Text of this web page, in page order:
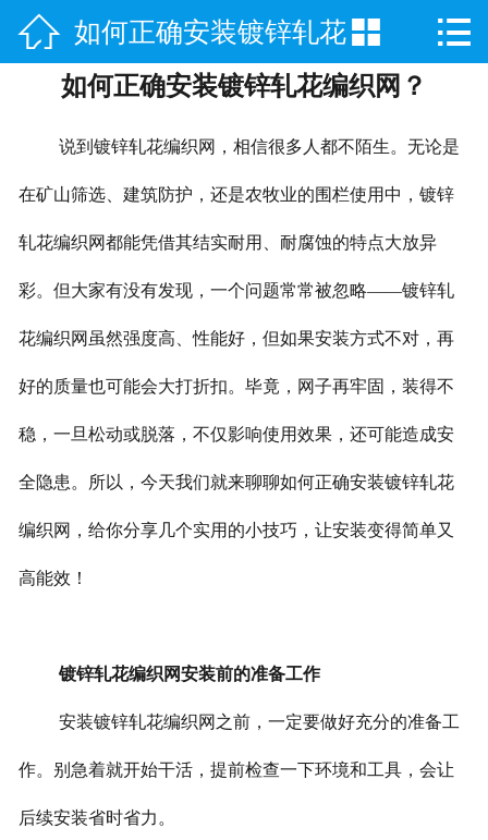
 网站首页
产品中心
新闻中心
公司简介
厂房实景
联系我们
 如何正确安装镀锌轧花
编织网？
 
如何正确安装镀锌轧花编织网？
说到镀锌轧花编织网，相信很多人都不陌生。无论是
在矿山筛选、建筑防护，还是农牧业的围栏使用中，镀锌
轧花编织网都能凭借其结实耐用、耐腐蚀的特点大放异
彩。但大家有没有发现，一个问题常常被忽略——镀锌轧
花编织网虽然强度高、性能好，但如果安装方式不对，再
好的质量也可能会大打折扣。毕竟，网子再牢固，装得不
稳，一旦松动或脱落，不仅影响使用效果，还可能造成安
全隐患。所以，今天我们就来聊聊如何正确安装镀锌轧花
编织网，给你分享几个实用的小技巧，让安装变得简单又
高能效！
镀锌轧花编织网安装前的准备工作
安装镀锌轧花编织网之前，一定要做好充分的准备工
作。别急着就开始干活，提前检查一下环境和工具，会让
后续安装省时省力。